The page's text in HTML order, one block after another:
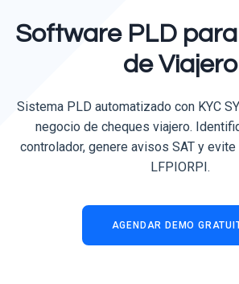
Software PLD
de Viajero
Sistema PLD automatizado con KYC
negocio de cheques viajero.
controlador, genere avisos SAT y
LFPIORPI.
AGENDAR DEMO